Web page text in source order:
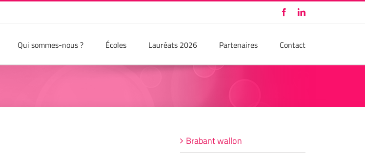
FacebookLinkedIn
Qui sommes-nous ? Écoles Lauréats 2026 Partenaires Contact
Brabant wallon